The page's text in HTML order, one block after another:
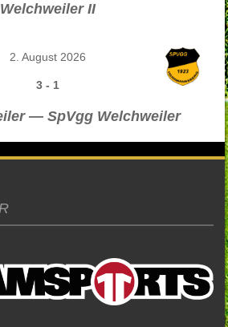
Welchweiler II
2. August 2026
3 - 1
— SpVgg Welchweiler